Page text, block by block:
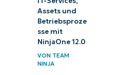
Assets und
Betriebsproze
sse mit
NinjaOne 12.0
VON TEAM
NINJA